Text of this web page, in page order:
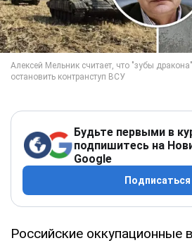
Будьте первыми в
подпишитесь на
Google
Подписаться
Российские оккупационные